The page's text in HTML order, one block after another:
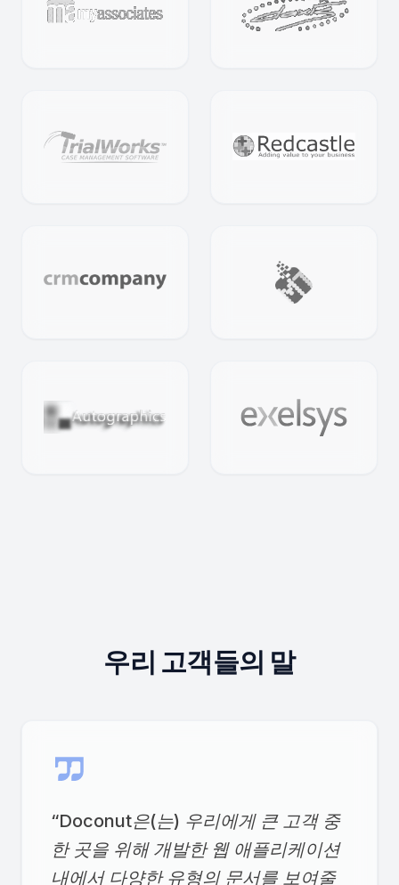
우리 고객들의 말
Doconut은(는) 우리에게 큰 고객 중
한 곳을 위해 개발한 웹 애플리케이션
내에서 다양한 유형의 문서를 보여줄